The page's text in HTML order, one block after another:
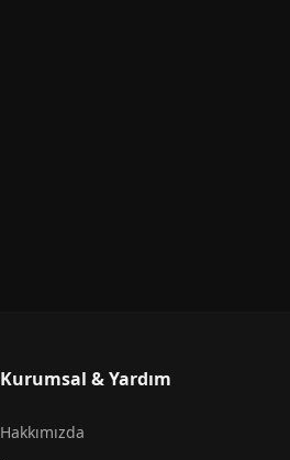
Kurumsal & Yardım
Hakkımızda